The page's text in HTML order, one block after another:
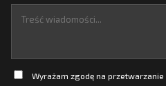
Wyrażam zgodę na